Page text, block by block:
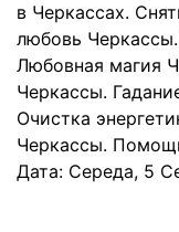
в Черкассах.
любовь
Любовная магия
Черкассы.
Очистка
Черкассы.
Дата: Середа, 5